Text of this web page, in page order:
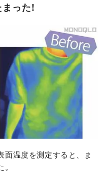
った!
面温度を測定すると、ま